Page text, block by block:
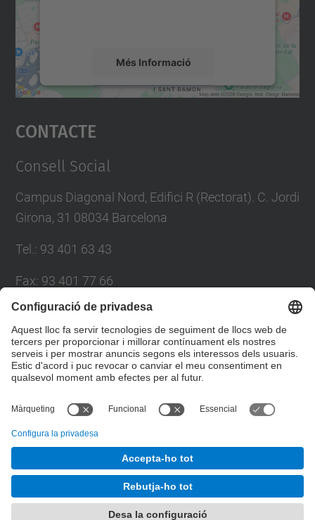
Més Informació
Accepta
powered by
Contacte
Consell Social
Campus Diagonal Nord, Edifici R (Rectorat). C. Jordi
Girona, 31 08034 Barcelona
Tel. : 93 401 63 43
Fax: 93 401 77 66
E-mail:consell.social@upc.edu
Directori UPC
Formulari de contacte
Desenvolupat amb